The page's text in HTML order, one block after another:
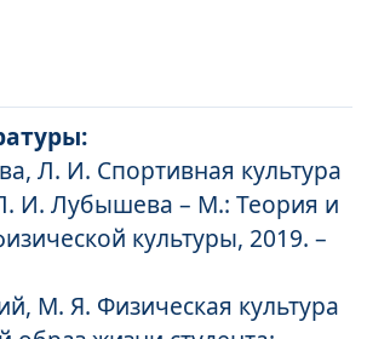
Л. И. Спортивная культура
И. Лубышева – М.: Теория и
культуры, 2019. –
М. Я. Физическая культура